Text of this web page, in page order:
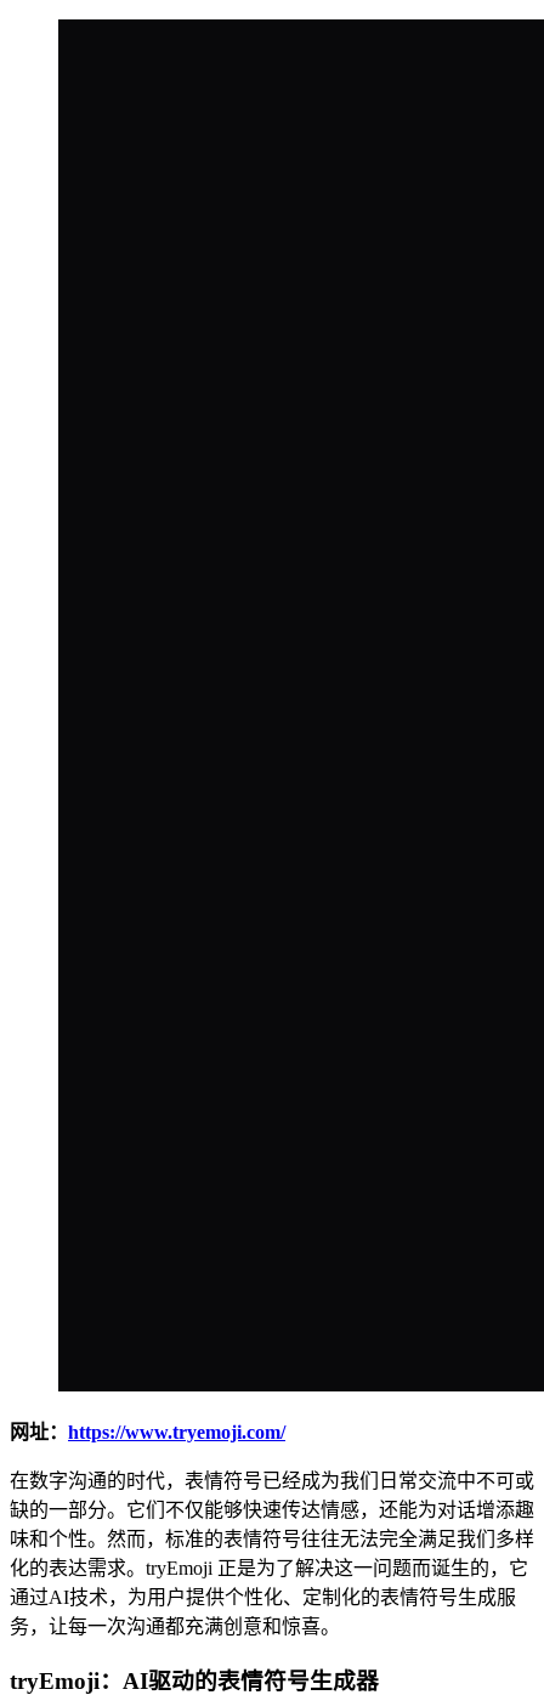
网址： https://www.tryemoji.com/
在数字沟通的时代，表情符号已经成为我们日常交流中不可或
缺的一部分。它们不仅能够快速传达情感，还能为对话增添趣
味和个性。然而，标准的表情符号往往无法完全满足我们多样
化的表达需求。tryEmoji 正是为了解决这一问题而诞生的，它
通过AI技术，为用户提供个性化、定制化的表情符号生成服
务，让每一次沟通都充满创意和惊喜。
tryEmoji：AI驱动的表情符号生成器